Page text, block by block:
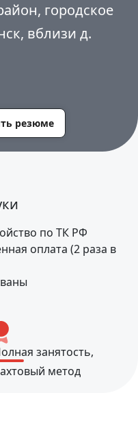
городское
вблизи д.
резюме
по ТК РФ
оплата (2 раза в
занятость,
метод